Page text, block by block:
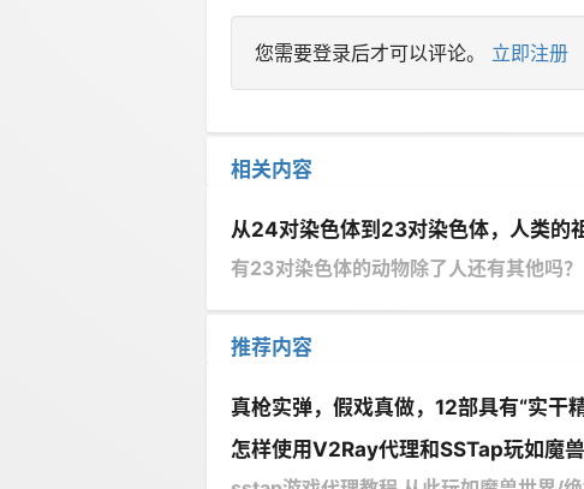
您需要登录后才可以评论。 立即注册
相关内容
从24对染色体到23对染色体，人类的
有23对染色体的动物除了人还有其他吗？
推荐内容
真枪实弹，假戏真做，12部具有“实干
怎样使用V2Ray代理和SSTap玩如魔